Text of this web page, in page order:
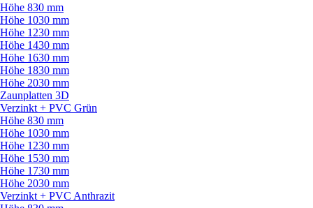
Höhe 830 mm
Höhe 1030 mm
Höhe 1230 mm
Höhe 1430 mm
Höhe 1630 mm
Höhe 1830 mm
Höhe 2030 mm
Zaunplatten 3D
Verzinkt + PVC Grün
Höhe 830 mm
Höhe 1030 mm
Höhe 1230 mm
Höhe 1530 mm
Höhe 1730 mm
Höhe 2030 mm
Verzinkt + PVC Anthrazit